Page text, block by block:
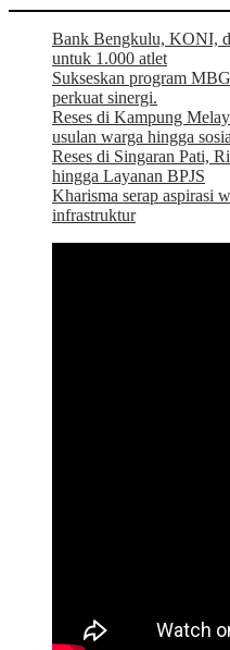
Bank Bengkulu, KONI,
untuk 1.000 atlet
Sukseskan program
perkuat sinergi.
Reses di Kampung
usulan warga hingga
Reses di Singaran Pati,
hingga Layanan BPJS
Kharisma serap aspirasi
infrastruktur